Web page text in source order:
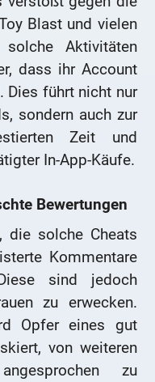
Blast und vielen
solche Aktivitäten
dass ihr Account
Dies führt nicht nur
sondern auch zur
Zeit und
In-App-Käufe.
Bewertungen
die solche Cheats
Kommentare
sind jedoch
zu erwecken.
Opfer eines gut
von weiteren
zu